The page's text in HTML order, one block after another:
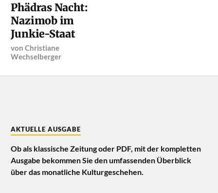
Phädras Nacht:
Nazimob im
Junkie-Staat
vonChristiane
Wechselberger
AKTUELLE AUSGABE
Ob als klassische Zeitung oder PDF, mit der kompletten
Ausgabe bekommen Sie den umfassenden Überblick
über das monatliche Kulturgeschehen.